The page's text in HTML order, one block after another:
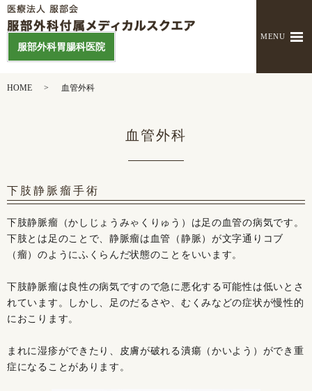
服部外科胃腸科医院
MENU
HOME 血管外科
血管外科
下肢静脈瘤手術
下肢静脈瘤（かしじょうみゃくりゅう）は足の血管の病気です。
下肢とは足のことで、静脈瘤は血管（静脈）が文字通りコブ
（瘤）のようにふくらんだ状態のことをいいます。
下肢静脈瘤は良性の病気ですので急に悪化する可能性は低いとさ
れています。しかし、足のだるさや、むくみなどの症状が慢性的
におこります。
まれに湿疹ができたり、皮膚が破れる潰瘍（かいよう）ができ重
症になることがあります。